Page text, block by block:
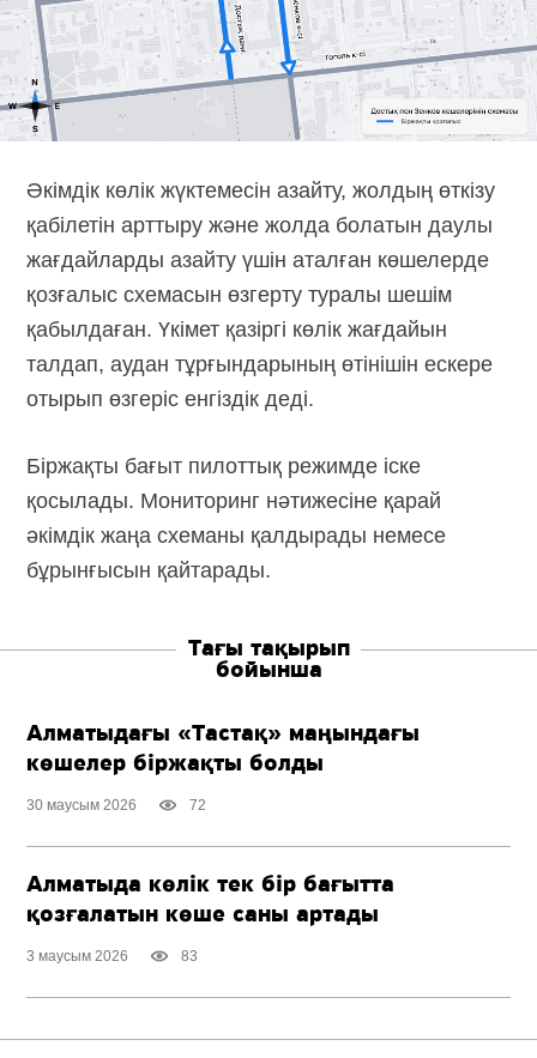
Әкімдік көлік жүктемесін азайту, жолдың өткізу
қабілетін арттыру және жолда болатын даулы
жағдайларды азайту үшін аталған көшелерде
қозғалыс схемасын өзгерту туралы шешім
қабылдаған. Үкімет қазіргі көлік жағдайын
талдап, аудан тұрғындарының өтінішін ескере
отырып өзгеріс енгіздік деді.
Біржақты бағыт пилоттық режимде іске
қосылады. Мониторинг нәтижесіне қарай
әкімдік жаңа схеманы қалдырады немесе
бұрынғысын қайтарады.
Тағы тақырып
бойынша
Алматыдағы «Тастақ» маңындағы
көшелер біржақты болды
30 маусым 2026 72
Алматыда көлік тек бір бағытта
қозғалатын көше саны артады
3 маусым 2026 83